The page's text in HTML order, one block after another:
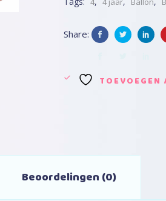
Share:
TOEVOEGEN
Beoordelingen (0)